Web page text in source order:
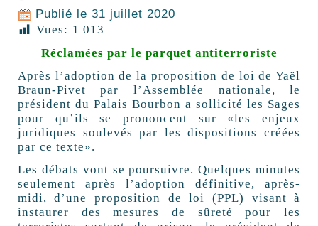
Publié le 31 juillet 2020
Vues: 1 013
Réclamées par le parquet antiterroriste
Après l’adoption de la proposition de loi de Yaël
Braun-Pivet par l’Assemblée nationale, le
président du Palais Bourbon a sollicité les Sages
pour qu’ils se prononcent sur «les enjeux
juridiques soulevés par les dispositions créées
par ce texte».
Les débats vont se poursuivre. Quelques minutes
seulement après l’adoption définitive, après-
midi, d’une proposition de loi (PPL) visant à
instaurer des mesures de sûreté pour les